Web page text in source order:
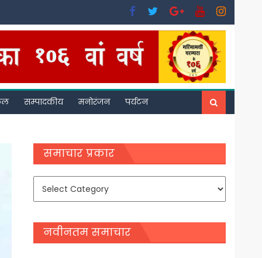
सम्पादकीय मनोरंजन पर्यटन
समाचार प्रकार
समाचार
नवीनतम समाचार